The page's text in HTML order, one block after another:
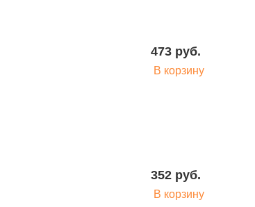
473 руб.
В корзину
352 руб.
В корзину